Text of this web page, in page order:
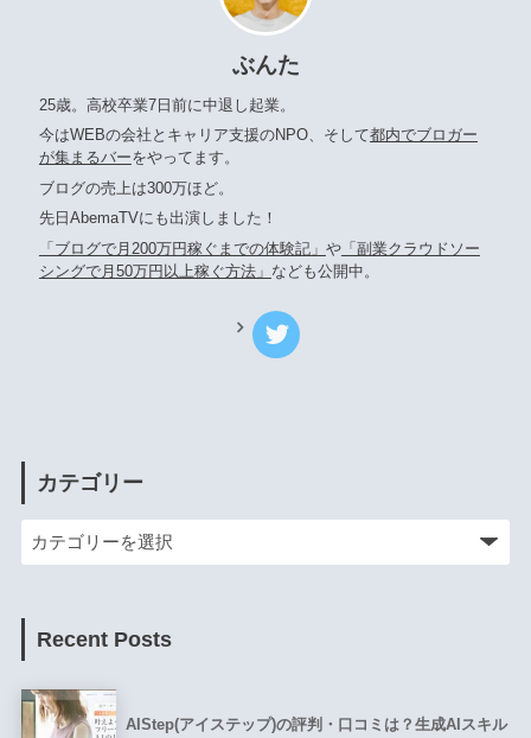
ぶんた
25歳。高校卒業7日前に中退し起業。
今はWEBの会社とキャリア支援のNPO、そして都内でブロガー
が集まるバーをやってます。
ブログの売上は300万ほど。
先日AbemaTVにも出演しました！
「ブログで月200万円稼ぐまでの体験記」 や「副業クラウドソー
シングで月50万円以上稼ぐ方法」 なども公開中。
カテゴリー
Recent Posts
AIStep(アイステップ)の評判・口コミは？生成AIスキル